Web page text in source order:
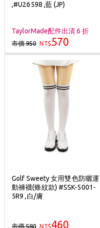
,#U26598 ,藍 (JP)
TaylorMade配件出清 6 折
市價 950 NT$570
Golf Sweety 女用雙色防曬運
動褲襪(條紋款) #SSK-5001-
5R9 ,白/膚
市價 580 NT$460